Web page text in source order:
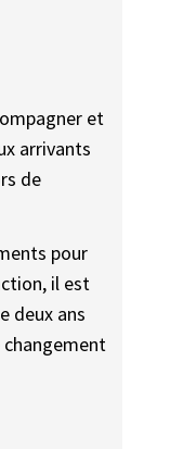
et
arrivants
de
pour
il est
deux ans